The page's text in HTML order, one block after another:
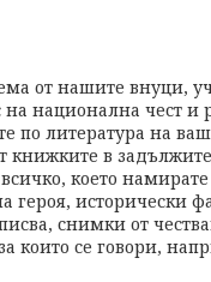
от нашите внуци,
национална чест и
по литература на
книжките в
което
исторически
снимки от
които се говори,